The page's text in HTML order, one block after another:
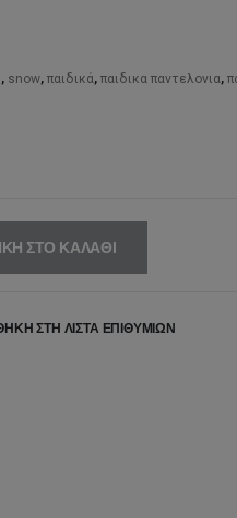
, snow, παιδικά, παιδικα παντελονια,
ΣΤΟ ΚΑΛΆΘΙ
ΣΤΗ ΛΊΣΤΑ ΕΠΙΘΥΜΙΏΝ